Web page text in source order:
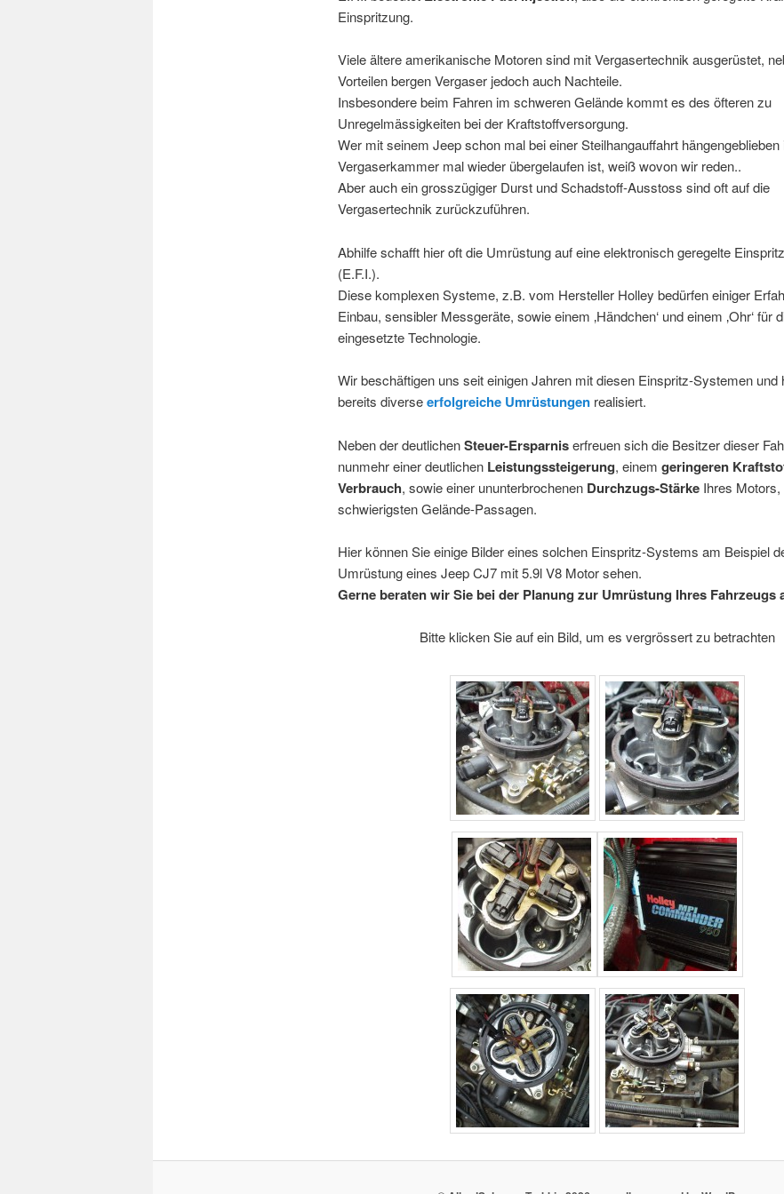
Einspritzung.
Viele ältere amerikanische Motoren sind mit Vergasertechnik ausgerüstet,
Vorteilen bergen Vergaser jedoch auch Nachteile.
Insbesondere beim Fahren im schweren Gelände kommt es des öfteren zu
Unregelmässigkeiten bei der Kraftstoffversorgung.
Wer mit seinem Jeep schon mal bei einer Steilhangauffahrt hängengeblieben
Vergaserkammer mal wieder übergelaufen ist, weiß wovon wir reden..
Aber auch ein grosszügiger Durst und Schadstoff-Ausstoss sind oft auf die
Vergasertechnik zurückzuführen.
Abhilfe schafft hier oft die Umrüstung auf eine elektronisch geregelte
(E.F.I.).
Diese komplexen Systeme, z.B. vom Hersteller Holley bedürfen einiger
Einbau, sensibler Messgeräte, sowie einem ‚Händchen‘ und einem ‚Ohr‘ für
eingesetzte Technologie.
Wir beschäftigen uns seit einigen Jahren mit diesen Einspritz-Systemen und
bereits diverseerfolgreiche Umrüstungenrealisiert.
Neben der deutlichenSteuer-Ersparniserfreuen sich die Besitzer dieser
nunmehr einer deutlichen Leistungssteigerung, einem geringeren
Verbrauch, sowie einer ununterbrochenen Durchzugs-StärkeIhres Motors,
schwierigsten Gelände-Passagen.
Hier können Sie einige Bilder eines solchen Einspritz-Systems am Beispiel
Umrüstung eines Jeep CJ7 mit 5.9l V8 Motor sehen.
Gerne beraten wir Sie bei der Planung zur Umrüstung Ihres Fahrzeugs
Bitte klicken Sie auf ein Bild, um es vergrössert zu betrachten